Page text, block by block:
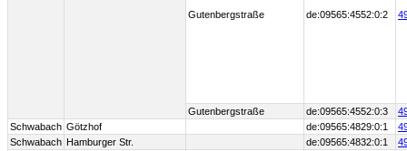
Gutenbergstraße de:09565:4552:0:2
Gutenbergstraße de:09565:4552:0:3
Schwabach Götzhof de:09565:4829:0:1
Schwabach Hamburger Str. de:09565:4832:0:1